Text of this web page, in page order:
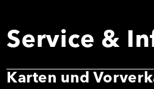
Service &
Karten und